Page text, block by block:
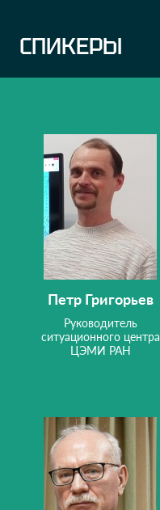
СПИКЕРЫ
Петр Григорьев
Руководитель
ситуационного центра
ЦЭМИ РАН